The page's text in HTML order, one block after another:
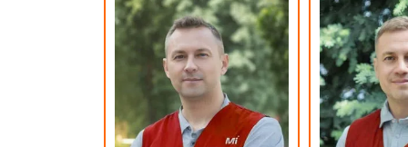
Замена камеры
Замена элемента освещения